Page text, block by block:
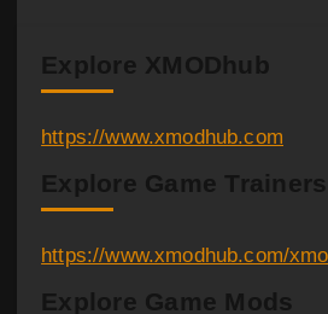
Explore XMODhub
https://www.xmodhub.com
Explore Game Trainers
https://www.xmodhub.com/
Explore Game Mods